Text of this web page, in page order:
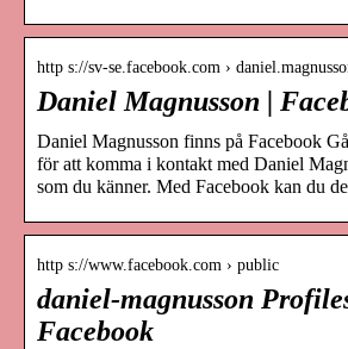
http s://sv-se.facebook.com ›
Daniel Magnusson |
Daniel Magnusson finns på Facebook
för att komma i kontakt med Daniel
som du känner. Med Facebook kan du
http s://www.facebook.com › public
daniel-magnusson
Facebook